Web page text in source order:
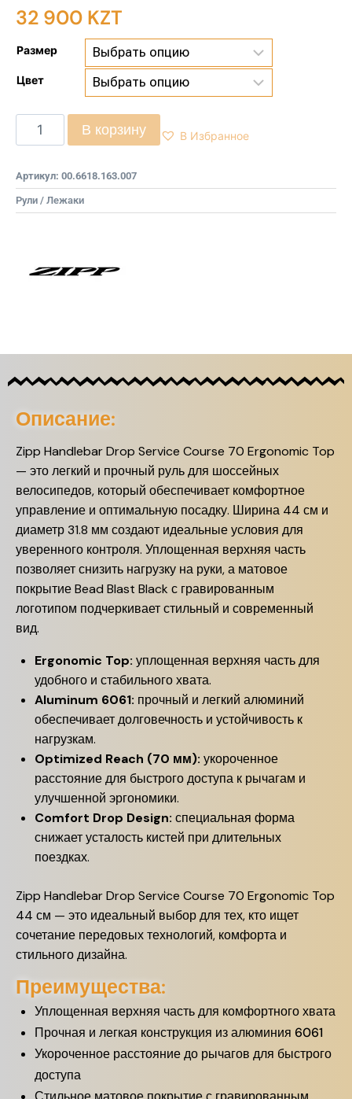
32 900 KZT
Размер
Цвет
В корзину В Избранное
Артикул: 00.6618.163.007
Рули / Лежаки
Описание:
Zipp Handlebar Drop Service Course 70 Ergonomic Top
— это легкий и прочный руль для шоссейных
велосипедов, который обеспечивает комфортное
управление и оптимальную посадку. Ширина 44 см и
диаметр 31.8 мм создают идеальные условия для
уверенного контроля. Уплощенная верхняя часть
позволяет снизить нагрузку на руки, а матовое
покрытие Bead Blast Black с гравированным
логотипом подчеркивает стильный и современный
вид.
Ergonomic Top: уплощенная верхняя часть для
удобного и стабильного хвата.
Aluminum 6061: прочный и легкий алюминий
обеспечивает долговечность и устойчивость к
нагрузкам.
Optimized Reach (70 мм): укороченное
расстояние для быстрого доступа к рычагам и
улучшенной эргономики.
Comfort Drop Design: специальная форма
снижает усталость кистей при длительных
поездках.
Zipp Handlebar Drop Service Course 70 Ergonomic Top
44 см — это идеальный выбор для тех, кто ищет
сочетание передовых технологий, комфорта и
стильного дизайна.
Преимущества:
Уплощенная верхняя часть для комфортного хвата
Прочная и легкая конструкция из алюминия 6061
Укороченное расстояние до рычагов для быстрого
доступа